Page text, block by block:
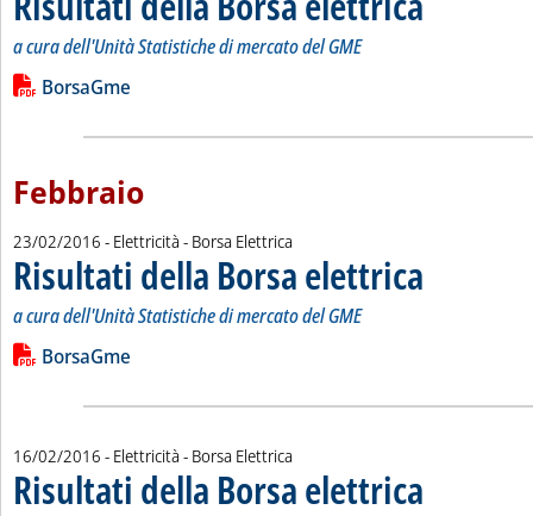
a cura dell'Unità Statistiche di mercato del GME
Leggi tutta la notizia: 'Risultati della Borsa elettrica'
Lista allegati PDF alla notizia
BorsaGme
Febbraio
23/02/2016 - Elettricità - Borsa Elettrica
Risultati della Borsa elettrica
a cura dell'Unità Statistiche di mercato del GME
Leggi tutta la notizia: 'Risultati della Borsa elettrica'
Lista allegati PDF alla notizia
BorsaGme
16/02/2016 - Elettricità - Borsa Elettrica
Risultati della Borsa elettrica